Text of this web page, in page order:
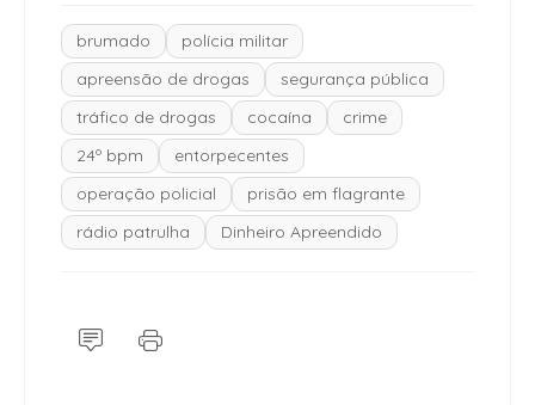
brumado
polícia militar
apreensão de drogas
segurança pública
tráfico de drogas
cocaína
crime
24º bpm
entorpecentes
operação policial
prisão em flagrante
rádio patrulha
Dinheiro Apreendido